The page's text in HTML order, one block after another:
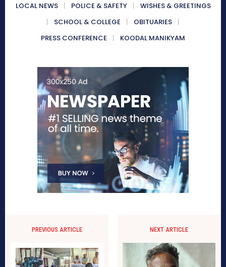
LOCAL NEWS POLICE & SAFETY
WISHES & GREETINGS
SCHOOL & COLLEGE
OBITUARIES
PRESS CONFERENCE
KOODAL MANIKYAM
PREVIOUS ARTICLE NEXT ARTICLE